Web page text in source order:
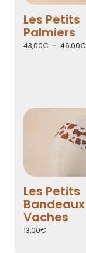
Les Petits
Palmiers
43,00€ – 46,00€
Les Petits
Bandeaux
Vaches
13,00€